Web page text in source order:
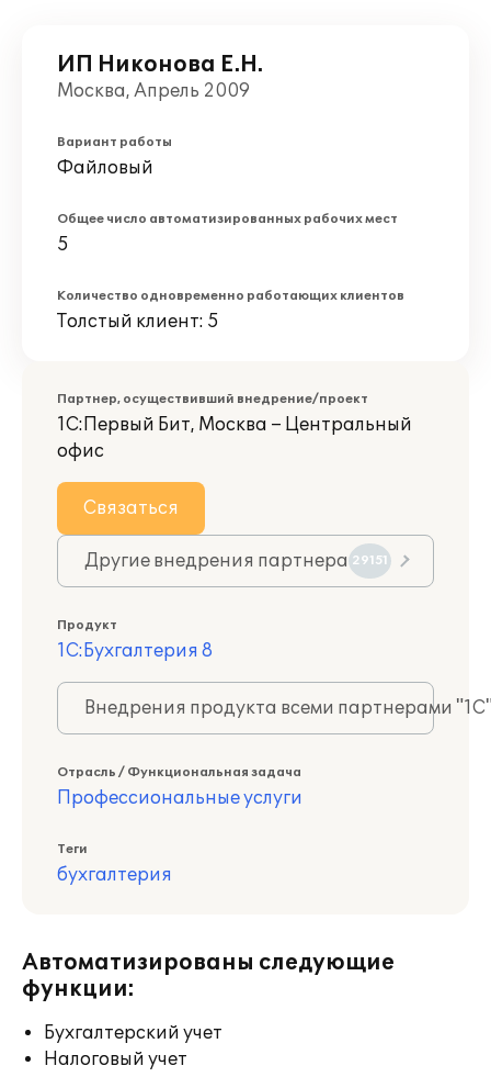
ИП Никонова Е.Н.
Москва, Апрель 2009
Вариант работы
Файловый
Общее число автоматизированных рабочих мест
5
Количество одновременно работающих клиентов
Толстый клиент: 5
Партнер, осуществивший внедрение/проект
1С:Первый Бит, Москва – Центральный
офис
Связаться
Другие внедрения партнера 29151
Продукт
1С:Бухгалтерия 8
Внедрения продукта всеми партнерами
Отрасль / Функциональная задача
Профессиональные услуги
Теги
бухгалтерия
Автоматизированы следующие
функции:
Бухгалтерский учет
Налоговый учет